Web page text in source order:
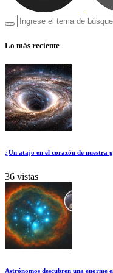
Lo más reciente
¿Un atajo en el corazón de nuestra
36 vistas
Astrónomos descubren una enorme